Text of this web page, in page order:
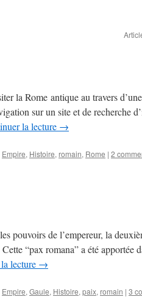
la Rome antique au travers
sur un site et de recherche
la lecture →
Empire, Histoire, romain, Rome | 2
pouvoirs de l’empereur, la
“pax romana” a été apportée
lecture →
Empire, Gaule, Histoire, paix, romain | 3